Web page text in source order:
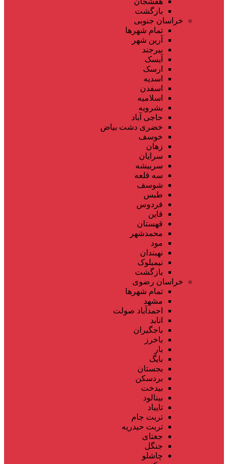
بازگشت
خراسان جنوبی
تمام شهر‌ها
آرین شهر
بیرجند
آیسک
ارسک
اسدیه
اسفدن
اسلامیه
بشرویه
حاجی آباد
خضری دشت بیاض
خوسف
زهان
سرایان
سربیشه
سه قلعه
شوسف
طبس
فردوس
قاین
قهستان
محمدشهر
مود
نهبندان
نیمبلوک
بازگشت
خراسان رضوی
تمام شهر‌ها
مشهد
احمدآباد صولت
انابد
باجگیران
باخرز
بار
بایگ
بجستان
بردسکن
بیدخت
بینالود
تایباد
تربت جام
تربت حیدریه
جغتای
جنگل
چاشلو